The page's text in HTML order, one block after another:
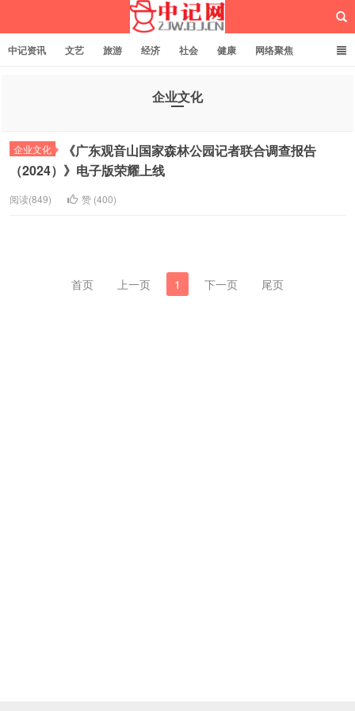
中记资讯 文艺 旅游 经济 社会 健康 网络聚焦
企业文化
企业文化
《广东观音山国家森林公园记者联合调查报告
（2024）》电子版荣耀上线
阅读(849) 赞 (400)
首页 上一页 1 下一页 尾页